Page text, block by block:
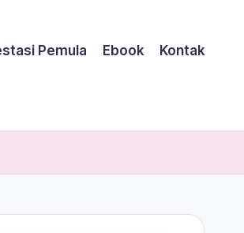
Pemula Ebook Kontak